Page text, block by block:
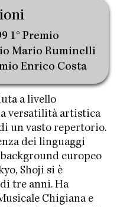
a livello
versatilità artistica
un vasto repertorio.
dei linguaggi
europeo
Shoji si è
tre anni. Ha
Chigiana e
1° Premio
Mario Ruminelli
Enrico Costa